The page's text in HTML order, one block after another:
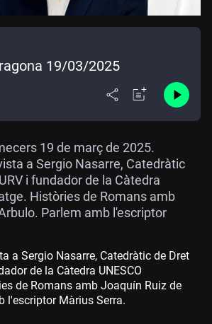
19/03/2025
19 de març de 2025.
a Sergio Nasarre, Catedràtic
i fundador de la Càtedra
Històries de Romans amb
Parlem amb l'escriptor
a Sergio Nasarre, Catedràtic de Dret
de la Càtedra UNESCO
de Romans amb Joaquín Ruiz de
l'escriptor Màrius Serra.